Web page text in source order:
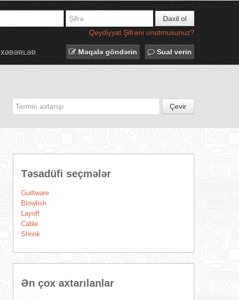
Daxil ol
Qeydiyyat Şifrəni unutmusunuz?
XƏBƏRLƏR Məqalə göndərin Sual verin
Çevir
Təsadüfi seçmələr
Guiltware
Blowfish
Layoff
Cable
Shrink
Ən çox axtarılanlar